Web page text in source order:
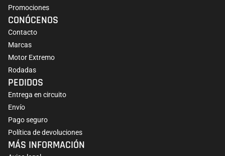
Promociones
CONÓCENOS
Contacto
Marcas
Motor Extremo
Rodadas
PEDIDOS
Entrega en circuito
Envío
Pago seguro
Política de devoluciones
MÁS INFORMACIÓN